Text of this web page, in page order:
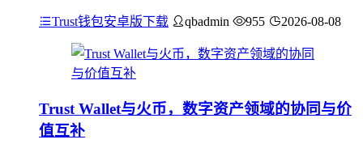
Trust钱包安卓版下载 qbadmin 955 2026-08-08
Trust Wallet与火币，数字资产领域的协同与价
值互补